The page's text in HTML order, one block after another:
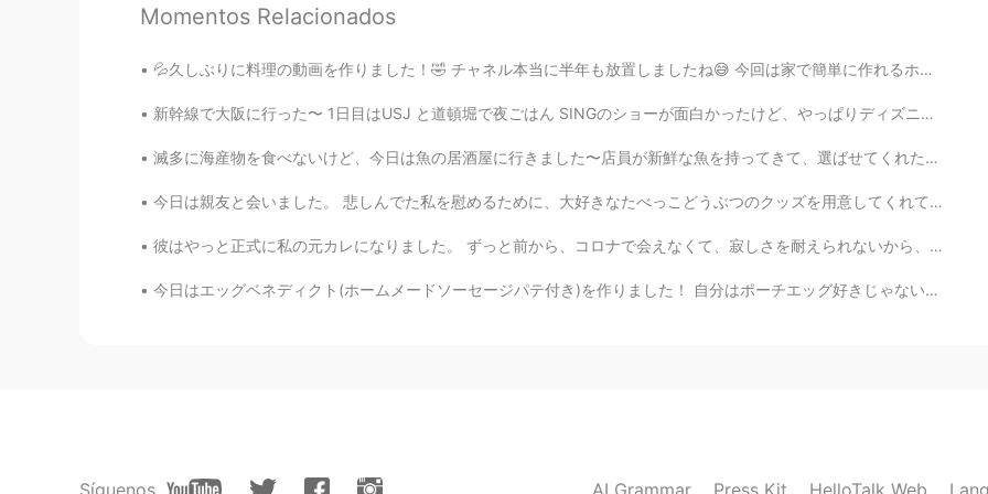
IT
に後悔、悔いの無い様に
鬮ョサ髯句ケ鬯セセ仰神 2021.07.13 12:27
JP EN
@Chloe
私も今年の初めに同じ状況にあったから気持ちわかる🙏🙏私の場合1年キープされて
日本のVISA関係も利用されそうになった😰精神もボロボロになって辛かった。 お金払ったな
ら来ると良いし、日本に来て色々な人に会えると思う。無駄にならずにこれで良かったんだっ
てきっと思えるようになるよ✨✨(๑˃̵ᴗ˂̵)
Momentos Relacionados
💦久しぶりに料理の動画を作りました！🤣 チャネル本当に半年も放置しましたね😅 今回は家で簡単に作れるホイコーローや春巻と中華卵スープの動画ですよ😉中華料理🥡🥢好きなみなさん是非観てみてください💕...
新幹線で大阪に行った〜 1日目はUSJ と道頓堀で夜ごはん SINGのショーが面白かったけど、やっぱりディズニーのほうが好き😞入場料、食事、記念品のメダルまで、ディズニーより高くて、少しビックリ...
滅多に海産物を食べないけど、今日は魚の居酒屋に行きました〜店員が新鮮な魚を持ってきて、選ばせてくれた！焼きたての魚がふわふわで美味しかった！ホテルもでかいし、新鮮だから、甘かった！でもやっぱりだ...
今日は親友と会いました。 悲しんでた私を慰めるために、大好きなたべっこどうぶつのクッズを用意してくれて、すごく感動しました。本当は彼女の誕生日で、私がもっとしてあげないといけないのに、小さなプレ...
彼はやっと正式に私の元カレになりました。 ずっと前から、コロナで会えなくて、寂しさを耐えられないから、彼が別れることにしました。 終わっても、やっぱり責任感を持ってちゃんと話してもらいたかったか...
今日はエッグベネディクト(ホームメードソーセージパテ付き)を作りました！ 自分はポーチエッグ好きじゃないから、最後に作った時は4年前まだ料理学校に通ってた時でした😂でもオランデーズソースは上手く...
Síguenos AI Grammar Press Kit HelloTalk Web